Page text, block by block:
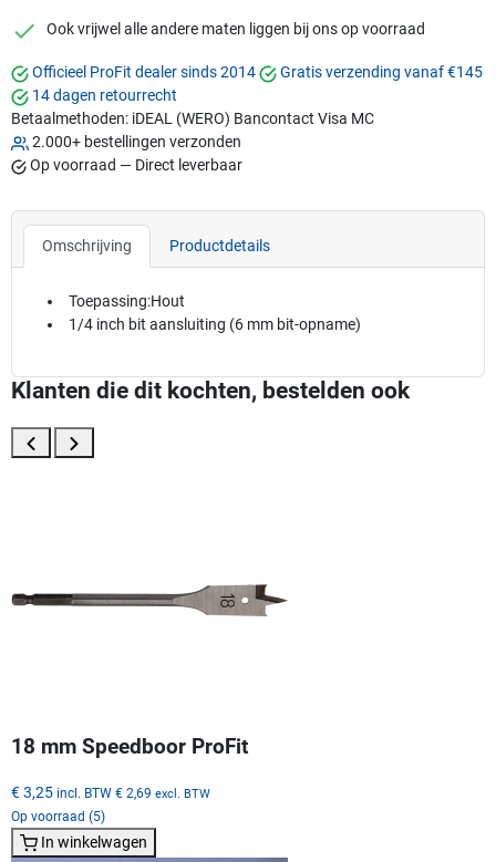
checkmark
Ook vrijwel alle andere maten liggen bij ons op voorraad
Officieel ProFit dealer sinds 2014
Gratis verzending vanaf €145
14 dagen retourrecht
Betaalmethoden: iDEAL (WERO) Bancontact Visa MC
2.000+ bestellingen verzonden
Op voorraad — Direct leverbaar
Omschrijving Productdetails
Toepassing:Hout
1/4 inch bit aansluiting (6 mm bit-opname)
Klanten die dit kochten, bestelden ook
18 mm Speedboor ProFit
€ 3,25 incl. BTW € 2,69 excl. BTW
Op voorraad (5)
In winkelwagen